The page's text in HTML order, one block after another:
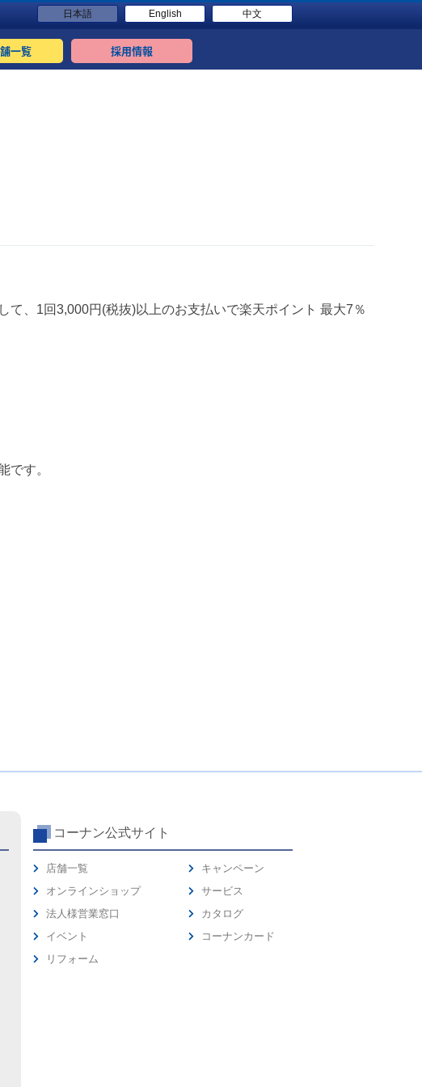
日本語 English 中文
一覧 採用情報
、1回3,000円(税抜)以上のお支払いで楽天ポイント 最大7％
です。
コーナン公式サイト
店舗一覧
オンラインショップ
法人様営業窓口
イベント
リフォーム
キャンペーン
サービス
カタログ
コーナンカード